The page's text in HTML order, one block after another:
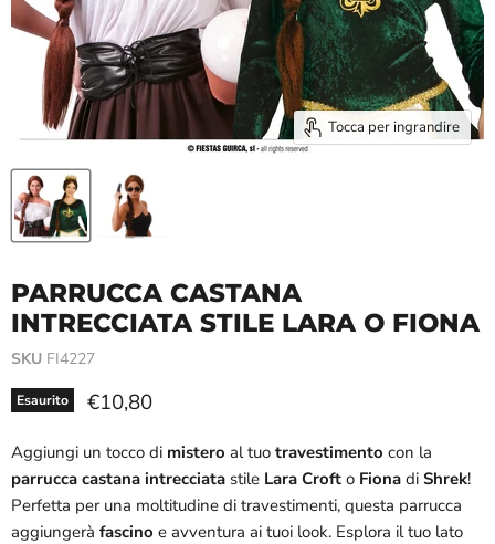
Tocca per ingrandire
PARRUCCA CASTANA
INTRECCIATA STILE LARA O FIONA
SKU FI4227
Esaurito Prezzo attuale
€10,80
Aggiungi un tocco di mistero al tuo travestimento con la
parrucca castana intrecciata stile Lara Croft o Fiona di Shrek!
Perfetta per una moltitudine di travestimenti, questa parrucca
aggiungerà fascino e avventura ai tuoi look. Esplora il tuo lato